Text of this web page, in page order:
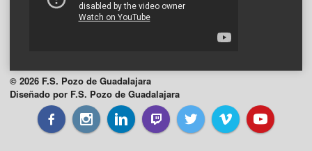
© 2026 F.S. Pozo de Guadalajara
Diseñado por F.S. Pozo de Guadalajara